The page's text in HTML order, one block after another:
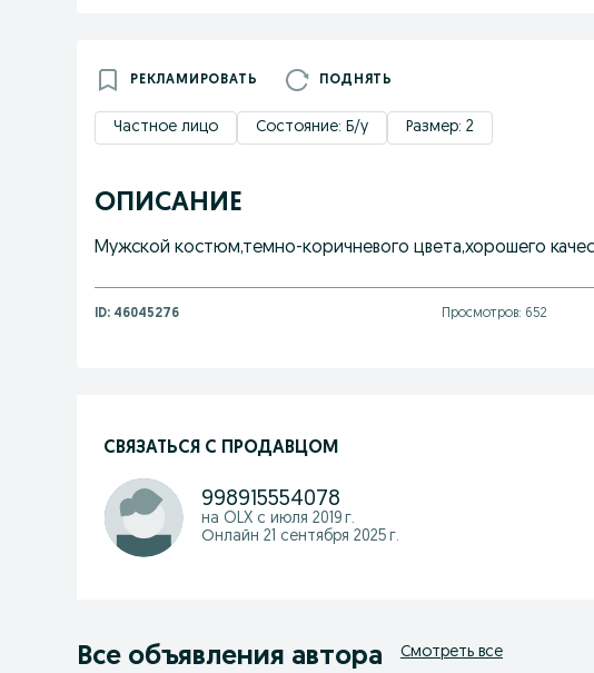
РЕКЛАМИРОВАТЬ ПОДНЯТЬ
Частное лицо Состояние: Б/у Размер: 2
ОПИСАНИЕ
Мужской костюм,темно-коричневого цвета,хорошего
ID: 46045276 Просмотров: 652
СВЯЗАТЬСЯ С ПРОДАВЦОМ
998915554078
на OLX с июля 2019 г.
Онлайн 21 сентября 2025 г.
Все объявления автора Смотреть все